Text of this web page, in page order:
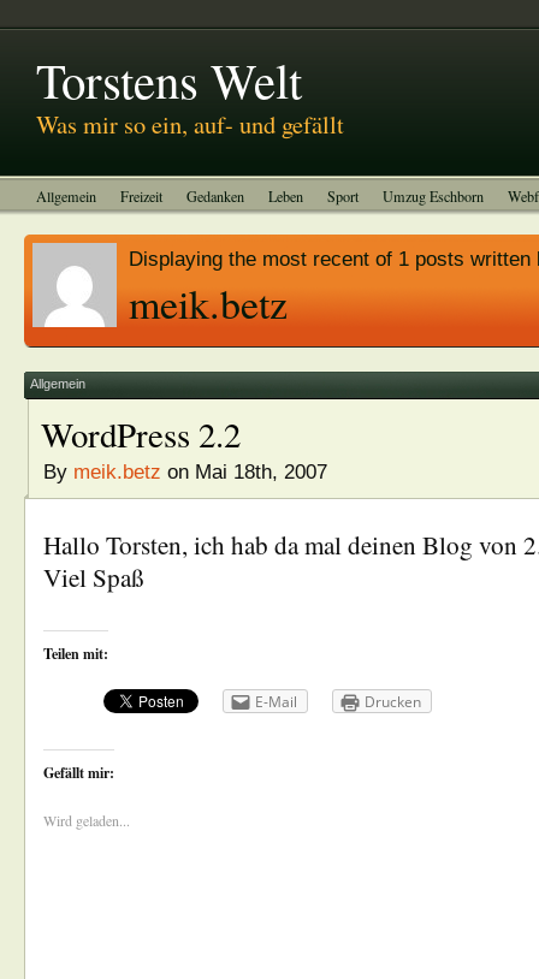
Torstens Welt
Was mir so ein, auf- und gefällt
Allgemein Freizeit Gedanken Leben Sport Umzug Eschborn
Displaying the most recent of 1 posts written
meik.betz
Allgemein
WordPress 2.2
By meik.betz on Mai 18th, 2007
Hallo Torsten, ich hab da mal deinen Blog von
Viel Spaß
Teilen mit:
E-Mail Drucken
Gefällt mir:
Wird geladen...